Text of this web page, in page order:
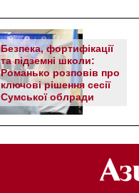
Безпека, фортифікації
та підземні школи:
Романько розповів про
ключові рішення сесії
Сумської облради